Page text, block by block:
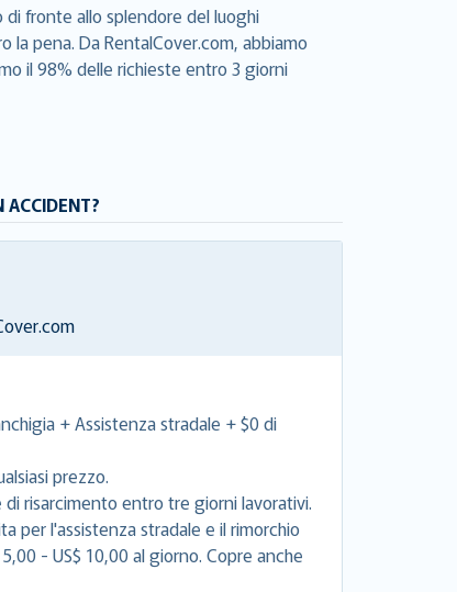
di fronte allo splendore del luoghi
la pena. Da RentalCover.com, abbiamo
il 98% delle richieste entro 3 giorni
+ Assistenza stradale + $0 di
prezzo.
risarcimento entro tre giorni lavorativi.
per l'assistenza stradale e il rimorchio
- US$ 10,00 al giorno. Copre anche